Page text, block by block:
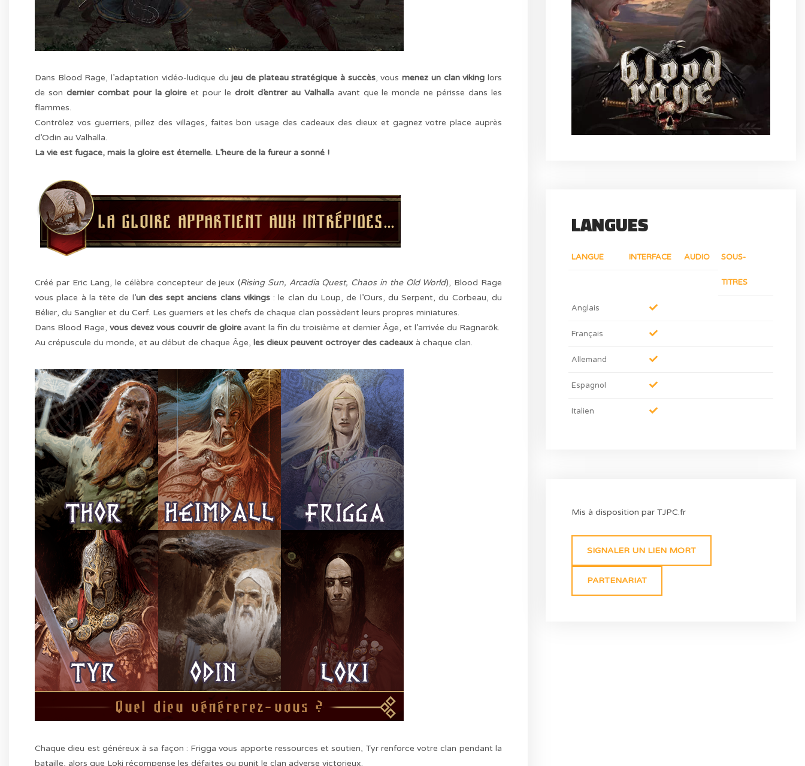
Dans Blood Rage, l’adaptation vidéo-ludique dujeu de plateau stratégique à succès, vousmenez un clan viking lors
de son dernier combat pour la gloire et pour ledroit d’entrer au Valhalla avant que le monde ne périsse dans les
flammes.
Contrôlez vos guerriers, pillez des villages, faites bon usage des cadeaux des dieux et gagnez votre place auprès
d’Odin au Valhalla.
La vie est fugace, mais la gloire est éternelle. L’heure de la fureur a sonné !
Créé par Eric Lang, le célèbre concepteur de jeux (Rising Sun, Arcadia Quest, Chaos in the Old World), Blood Rage
vous place à la tête de l’un des sept anciens clans vikings: le clan du Loup, de l’Ours, du Serpent, du Corbeau, du
Bélier, du Sanglier et du Cerf. Les guerriers et les chefs de chaque clan possèdent leurs propres miniatures.
Dans Blood Rage,vous devez vous couvrir de gloire avant la fin du troisième et dernier Âge, et l’arrivée du Ragnarök.
Au crépuscule du monde, et au début de chaque Âge,les dieux peuvent octroyer des cadeaux à chaque clan.
Chaque dieu est généreux à sa façon : Frigga vous apporte ressources et soutien, Tyr renforce votre clan pendant la
bataille, alors que Loki récompense les défaites ou punit le clan adverse victorieux.
LANGUES
LANGUE INTERFACE AUDIO SOUS-
TITRES
Anglais
Français
Allemand
Espagnol
Italien
Mis à disposition par TJPC.fr
SIGNALER UN LIEN MORT
PARTENARIAT